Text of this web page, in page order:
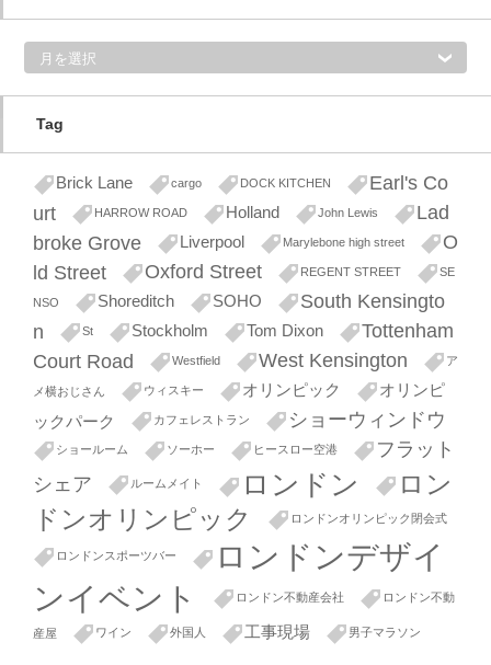
e
Tag
Brick Lane cargo DOCK KITCHEN
Earl's Co
urt
HARROW ROAD Holland John Lewis
Lad
broke Grove
Liverpool Marylebone high street
O
ld Street
Oxford Street REGENT STREET SE
NSO Shoreditch SOHO
South Kensingto
n
St Stockholm Tom Dixon
Tottenham
Court Road
Westfield West Kensington ア
メ横おじさん ウィスキー オリンピック
オリンピ
ックパーク
カフェレストラン ショーウィンドウ
ショールーム ソーホー ヒースロー空港
フラット
シェア
ルームメイト ロンドン
ロン
ドンオリンピック
ロンドンオリンピック閉会式
ロンドンスポーツバー
ロンドンデザイ
ンイベント
ロンドン不動産会社 ロンドン不動
産屋 ワイン 外国人 工事現場 男子マラソン